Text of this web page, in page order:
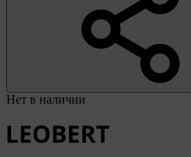
Нет в наличии